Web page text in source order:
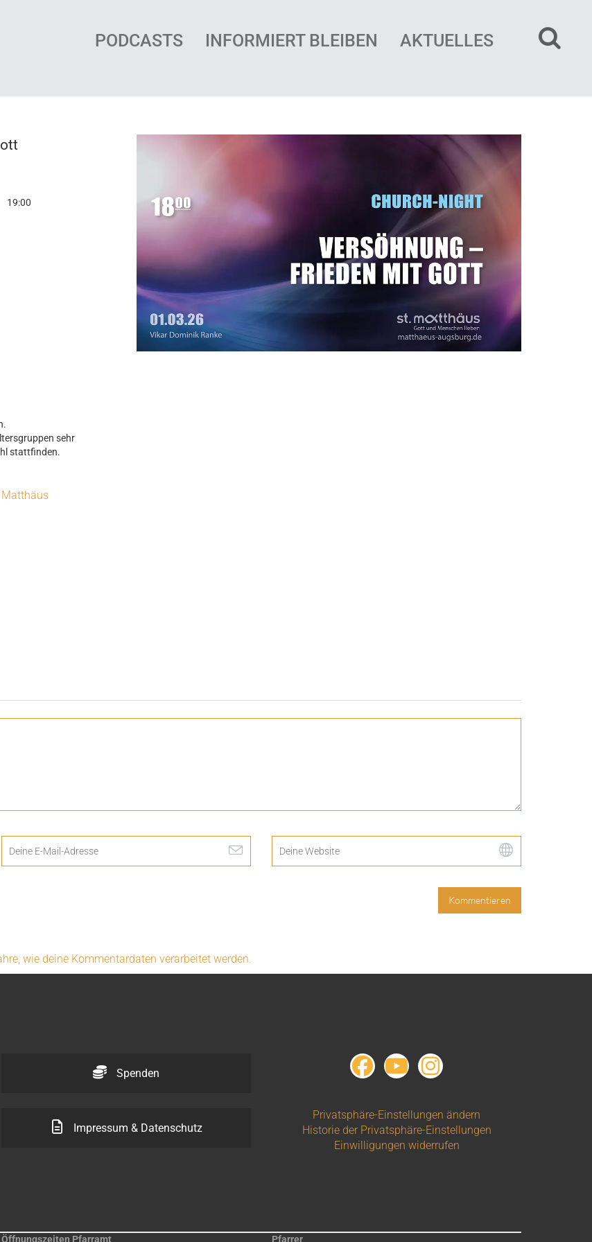
PODCASTS INFORMIERT BLEIBEN AKTUELLES
19:00
sehr
stattfinden.
Matthäus
wie deine Kommentardaten verarbeitet werden.
Spenden
Impressum & Datenschutz
Privatsphäre-Einstellungen ändern
Historie der Privatsphäre-Einstellungen
Einwilligungen widerrufen
Öffnungszeiten Pfarramt Pfarrer